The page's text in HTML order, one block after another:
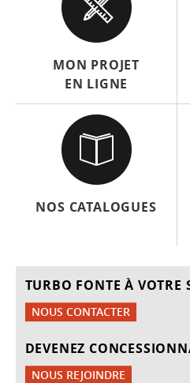
MON PROJET
EN LIGNE
NOS CATALOGUES
TURBO FONTE À VOTRE
NOUS CONTACTER
DEVENEZ
NOUS REJOINDRE